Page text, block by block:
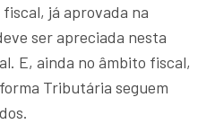
já aprovada na
ser apreciada nesta
E, ainda no âmbito fiscal,
Tributária seguem